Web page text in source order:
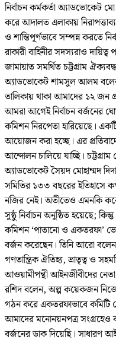
নির্বাচন কর্মকর্তা অ্যাডভোকেট
করে আদালত এলাকায়
ও শান্তিপূর্ণভাবে সম্পন্ন করতে
রাকারী বাহিনীর সদস্যরাও
জামায়াত সমর্থিত চট্টগ্রাম
অ্যাডভোকেট শামসুল আলম বলেন,
তালিকায় থাকা আমাদের ১২ জন
আমরা আগেই নির্বাচন বর্জনের
কমিশন নিরপেতা হারিয়েছে।
আয়োজন করা হচ্ছে। এর
আন্দোলন চালিয়ে যাচ্ছি।
অ্যাডভোকেট সৈয়দ মোহাম্মদ
সমিতির ১৩৩ বছরের ইতিহাসে
নজির নেই। অতীতেও এমনকি
সুষ্ঠু নির্বাচন অনুষ্ঠিত হয়েছে;
কমিশন ‘পাতানো ও একতরফা’
বর্জন করেছেন। তিনি আরো
গণতান্ত্রিক ঐতিহ্য, ভ্রাতৃত্ব ও
আওয়ামীপন্থী আইনজীবীদের
রশিদ বলেন, অল্প কয়েকজন
গঠন করে একতরফাভাবে কমিটি
আমাদের মনোনয়নপত্র সংগ্রহেও
বর্জনের ডাক দিয়েছি। সাধারণ